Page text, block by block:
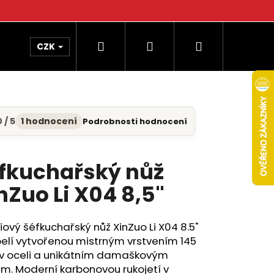
CZK Hledat PřihlášeníNákupní
/ 5 1 hodnocení Podrobnosti hodnocení
nůž
Li X04 8,5"
šéfkuchařský nůž XinZuo Li X04 8.5"
vytvořenou mistrným vrstvením 145
oceli a unikátním damaškovým
Moderní karbonovou rukojetí v